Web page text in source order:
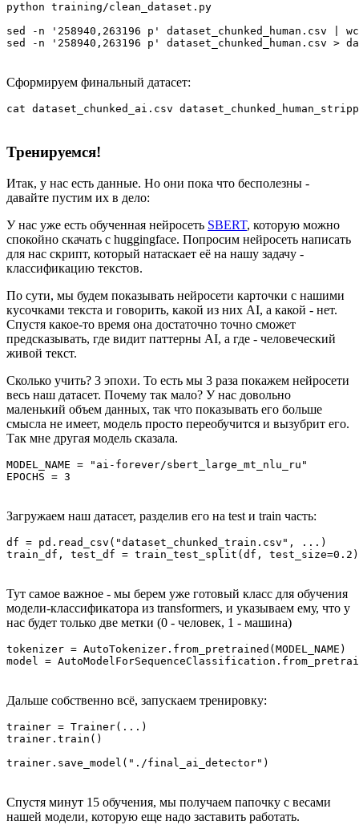
python training/clean_dataset.py
sed -n '258940,263196 p' dataset_chunked_human.csv |
Сформируем финальный датасет:
Тренируемся!
Итак, у нас есть данные. Но они пока что бесполезны -
давайте пустим их в дело:
У нас уже есть обученная нейросеть SBERT, которую можно
спокойно скачать с huggingface. Попросим нейросеть написать
для нас скрипт, который натаскает её на нашу задачу -
классификацию текстов.
По сути, мы будем показывать нейросети карточки с нашими
кусочками текста и говорить, какой из них AI, а какой - нет.
Спустя какое-то время она достаточно точно сможет
предсказывать, где видит паттерны AI, а где - человеческий
живой текст.
Сколько учить? 3 эпохи. То есть мы 3 раза покажем нейросети
весь наш датасет. Почему так мало? У нас довольно
маленький объем данных, так что показывать его больше
смысла не имеет, модель просто переобучится и вызубрит его.
Так мне другая модель сказала.
MODEL_NAME = "ai-forever/sbert_large_mt_nlu_ru"
Загружаем наш датасет, разделив его на test и train часть:
df = pd.read_csv("dataset_chunked_train.csv", ...)
Тут самое важное - мы берем уже готовый класс для обучения
модели-классификатора из transformers, и указываем ему, что у
нас будет только две метки (0 - человек, 1 - машина)
tokenizer = AutoTokenizer.from_pretrained(MODEL_NAME)
Дальше собственно всё, запускаем тренировку:
trainer = Trainer(...)
trainer.train()
Спустя минут 15 обучения, мы получаем папочку с весами
нашей модели, которую еще надо заставить работать.